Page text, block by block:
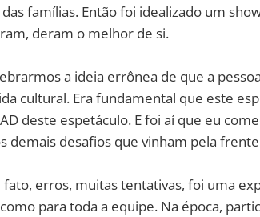
famílias. Então foi idealizado um
deram o melhor de si.
a ideia errônea de que a
cultural. Era fundamental que este
deste espetáculo. E foi aí que eu
demais desafios que vinham pela
erros, muitas tentativas, foi uma
para toda a equipe. Na época,